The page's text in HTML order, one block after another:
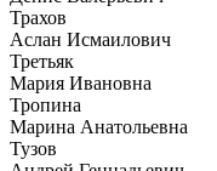
Трахов
Аслан Исмаилович
Третьяк
Мария Ивановна
Тропина
Марина Анатольевна
Тузов